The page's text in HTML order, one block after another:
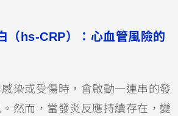
（hs-CRP）：心血管風險的
染或受傷時，會啟動一連串的發
然而，當發炎反應持續存在，變